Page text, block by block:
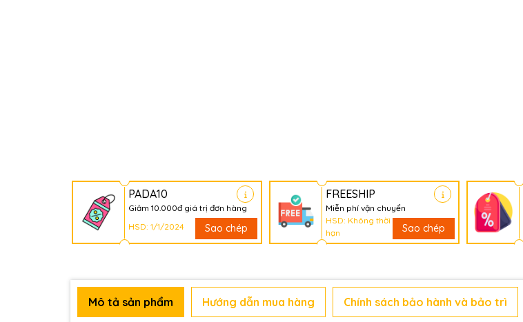
PADA10
Giảm 10.000đ giá trị đơn hàng
HSD: 1/1/2024
Sao chép
FREESHIP
Miễn phí vận chuyển
HSD: Không thời
hạn
Sao chép
Mô tả sản phẩm Hướng dẫn mua hàng Chính sách bảo hành và bảo trì